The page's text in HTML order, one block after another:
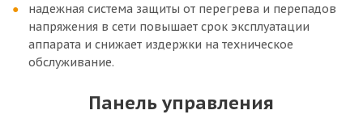
надежная система защиты от перегрева и перепадов
напряжения в сети повышает срок эксплуатации
аппарата и снижает издержки на техническое
обслуживание.
Панель управления